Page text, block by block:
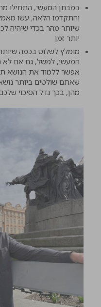
במבחן המעשי, התחילו
והתקדמו הלאה, עשו
שיותר מהר בכדי שיהיה
יותר זמן
מומלץ לשלוט בכמה
המעשי, למשל, גם אם לא
אפשר ללמוד את הנושא
שאתם שולטים ביותר
מהן, בכך גדל הסיכוי